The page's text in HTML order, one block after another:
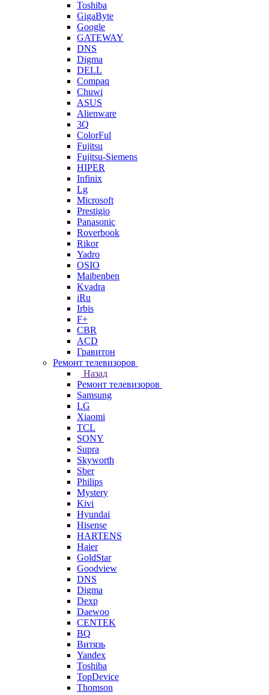
Toshiba
GigaByte
Google
GATEWAY
DNS
Digma
DELL
Compaq
Chuwi
ASUS
Alienware
3Q
ColorFul
Fujitsu
Fujitsu-Siemens
HIPER
Infinix
Lg
Microsoft
Prestigio
Panasonic
Roverbook
Rikor
Yadro
OSIO
Maibenben
Kvadra
iRu
Irbis
F+
CBR
ACD
Гравитон
Ремонт телевизоров
Назад
Ремонт телевизоров
Samsung
LG
Xiaomi
TCL
SONY
Supra
Skyworth
Sber
Philips
Mystery
Kivi
Hyundai
Hisense
HARTENS
Haier
GoldStar
Goodview
DNS
Digma
Dexp
Daewoo
CENTEK
BQ
Витязь
Yandex
Toshiba
TopDevice
Thomson